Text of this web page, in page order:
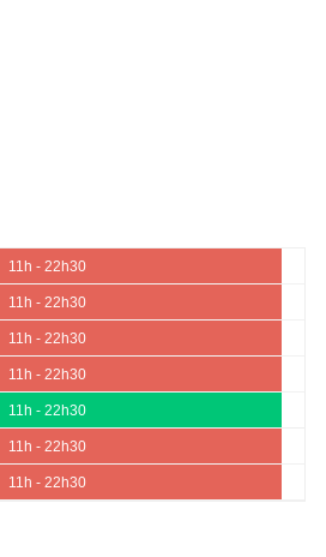
11h - 22h30
11h - 22h30
11h - 22h30
11h - 22h30
11h - 22h30
11h - 22h30
11h - 22h30